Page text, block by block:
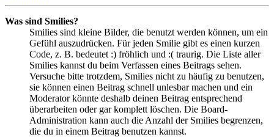
Was sind Smilies?
Smilies sind kleine Bilder, die benutzt werden können, um ein
Gefühl auszudrücken. Für jeden Smilie gibt es einen kurzen
Code, z. B. bedeutet :) fröhlich und :( traurig. Die Liste aller
Smilies kannst du beim Verfassen eines Beitrags sehen.
Versuche bitte trotzdem, Smilies nicht zu häufig zu benutzen,
sie können einen Beitrag schnell unlesbar machen und ein
Moderator könnte deshalb deinen Beitrag entsprechend
überarbeiten oder gar komplett löschen. Die Board-
Administration kann auch die Anzahl der Smilies begrenzen,
die du in einem Beitrag benutzen kannst.